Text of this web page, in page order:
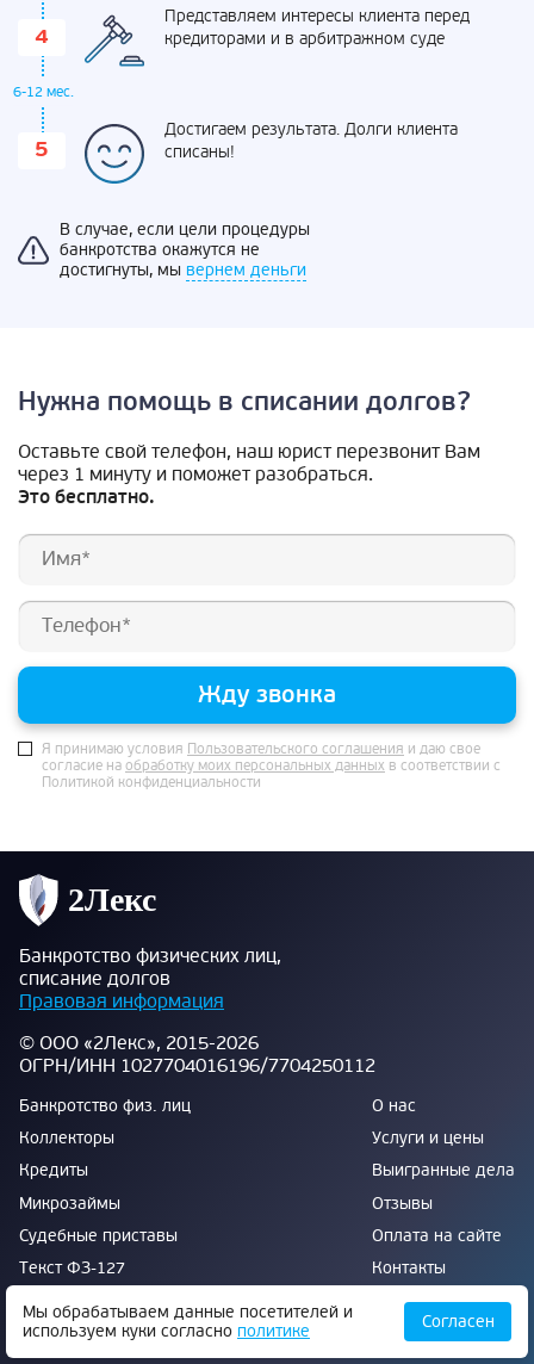
6-12 мес.
Представляем интересы клиента перед
кредиторами и в арбитражном суде
Достигаем результата. Долги клиента
списаны!
В случае, если цели процедуры
банкротства окажутся не
достигнуты, мы вернем деньги
Нужна помощь в списании долгов?
Оставьте свой телефон, наш юрист перезвонит Вам
через 1 минуту и поможет разобраться.
Это бесплатно.
Жду звонка
Я принимаю условия Пользовательского соглашения и даю свое
согласие на обработку моих персональных данных в соответствии с
Политикой конфиденциальности
Банкротство физических лиц,
списание долгов
Правовая информация
© ООО «2Лекс», 2015-2026
ОГРН/ИНН 1027704016196/7704250112
Банкротство физ. лиц
Коллекторы
Кредиты
Микрозаймы
Судебные приставы
Текст ФЗ-127
Свежие новости
О нас
Услуги и цены
Выигранные дела
Отзывы
Оплата на сайте
Контакты
Мы обрабатываем данные посетителей и
используем куки согласно политике Согласен